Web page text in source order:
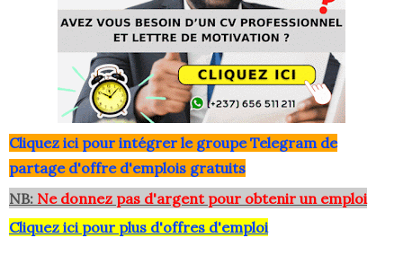
Cliquez ici pour intégrer le groupe Telegram de
partage d'offre d'emplois gratuits
NB: Ne donnez pas d'argent pour obtenir un emploi
Cliquez ici pour plus d'offres d'emploi